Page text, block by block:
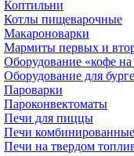
Коптильни
Котлы пищеварочные
Макароноварки
Мармиты первых и
Оборудование «кофе на
Оборудование для
Пароварки
Пароконвектоматы
Печи для пиццы
Печи комбинированные
Печи на твердом